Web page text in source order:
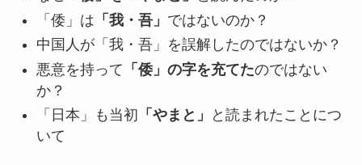
「倭」は 「我・吾」 ではないのか？
中国人が「我・吾」を誤解したのではないか？
悪意を持って 「倭」の字を充てたのではない
か？
「日本」も当初 「やまと」
と読まれたことにつ
いて